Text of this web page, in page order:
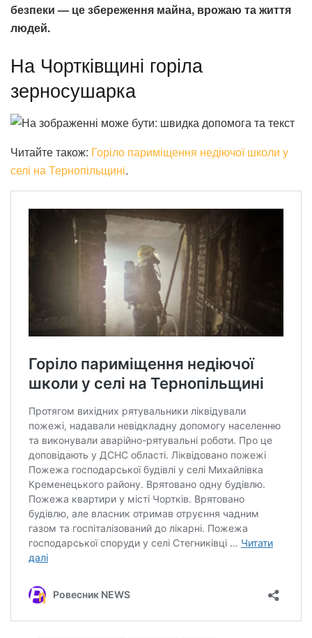
безпеки — це збереження майна, врожаю та життя
людей.
На Чортківщині горіла
зерносушарка
Читайте також: Горіло париміщення недіючої школи у
селі на Тернопільщині.